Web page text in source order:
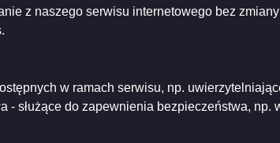
z naszego serwisu internetowego bez
w ramach serwisu, np.
- służące do zapewnienia bezpieczeństwa,